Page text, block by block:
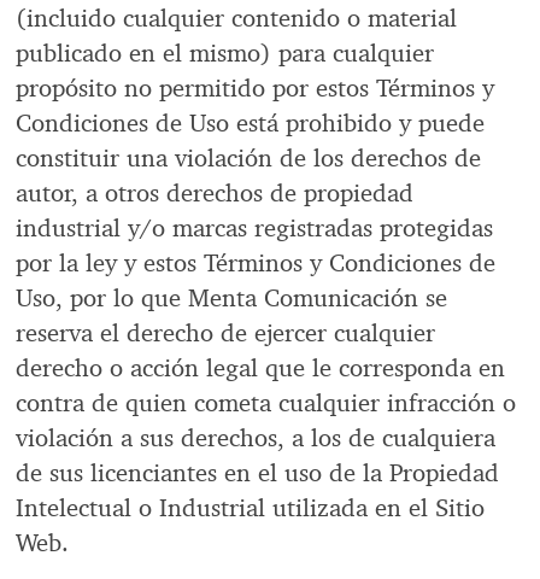
(incluido cualquier contenido o material
publicado en el mismo) para cualquier
propósito no permitido por estos Términos y
Condiciones de Uso está prohibido y puede
constituir una violación de los derechos de
autor, a otros derechos de propiedad
industrial y/o marcas registradas protegidas
por la ley y estos Términos y Condiciones de
Uso, por lo que Menta Comunicación se
reserva el derecho de ejercer cualquier
derecho o acción legal que le corresponda en
contra de quien cometa cualquier infracción o
violación a sus derechos, a los de cualquiera
de sus licenciantes en el uso de la Propiedad
Intelectual o Industrial utilizada en el Sitio
Web.